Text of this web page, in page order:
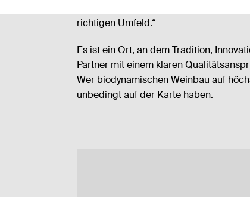
mit großartigen Restaurants
richtigen Umfeld.“
Es ist ein Ort, an dem Tradition,
Partner mit einem klaren
Wer biodynamischen Weinbau auf
unbedingt auf der Karte haben.